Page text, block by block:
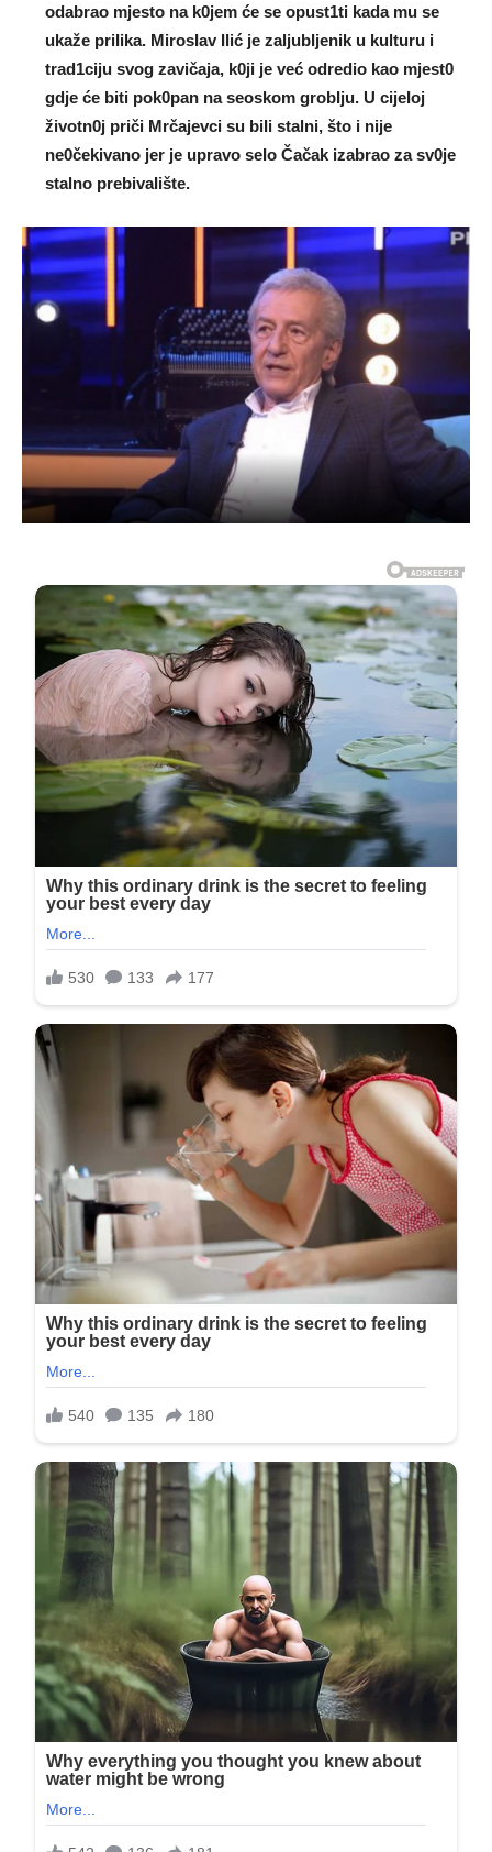
odabrao mjesto na k0jem će se opust1ti kada mu se
ukaže priIika. MirosIav Ilić je zaljubIjenik u kulturu i
trad1ciju svog zavičaja, k0ji je već odredio kao mjest0
gdje će biti pok0pan na seoskom grobIju. U cijeIoj
životn0j priči Mrčajevci su biIi stalni, što i nije
ne0čekivano jer je upravo seIo Čačak izabrao za sv0je
stalno prebivaIište.